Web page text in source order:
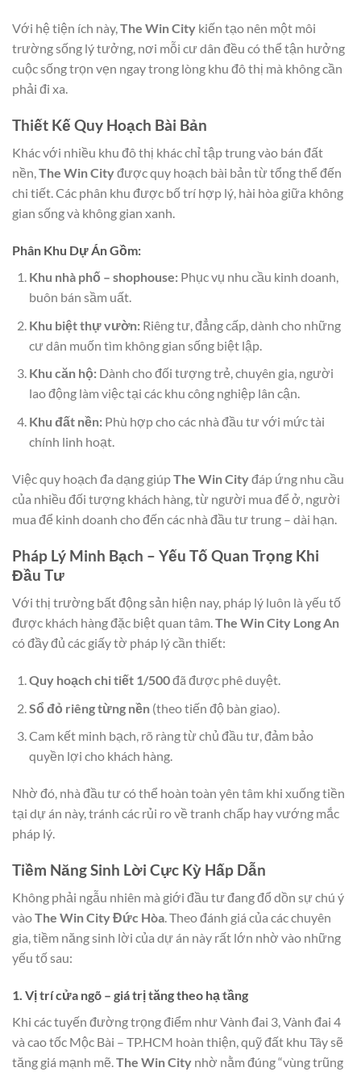
Với hệ tiện ích này,The Win City kiến tạo nên một môi
trường sống lý tưởng, nơi mỗi cư dân đều có thể tận hưởng
cuộc sống trọn vẹn ngay trong lòng khu đô thị mà không cần
phải đi xa.
Thiết Kế Quy Hoạch Bài Bản
Khác với nhiều khu đô thị khác chỉ tập trung vào bán đất
nền,The Win Cityđược quy hoạch bài bản từ tổng thể đến
chi tiết. Các phân khu được bố trí hợp lý, hài hòa giữa không
gian sống và không gian xanh.
Phân Khu Dự Án Gồm:
Khu nhà phố – shophouse:Phục vụ nhu cầu kinh doanh,
buôn bán sầm uất.
Khu biệt thự vườn:Riêng tư, đẳng cấp, dành cho những
cư dân muốn tìm không gian sống biệt lập.
Khu căn hộ:Dành cho đối tượng trẻ, chuyên gia, người
lao động làm việc tại các khu công nghiệp lân cận.
Khu đất nền:Phù hợp cho các nhà đầu tư với mức tài
chính linh hoạt.
Việc quy hoạch đa dạng giúpThe Win Cityđáp ứng nhu cầu
của nhiều đối tượng khách hàng, từ người mua để ở, người
mua để kinh doanh cho đến các nhà đầu tư trung – dài hạn.
Pháp Lý Minh Bạch – Yếu Tố Quan Trọng Khi
Đầu Tư
Với thị trường bất động sản hiện nay, pháp lý luôn là yếu tố
được khách hàng đặc biệt quan tâm.The Win City Long An
có đầy đủ các giấy tờ pháp lý cần thiết:
Quy hoạch chi tiết 1/500đã được phê duyệt.
Sổ đỏ riêng từng nền(theo tiến độ bàn giao).
Cam kết minh bạch, rõ ràng từ chủ đầu tư, đảm bảo
quyền lợi cho khách hàng.
Nhờ đó, nhà đầu tư có thể hoàn toàn yên tâm khi xuống tiền
tại dự án này, tránh các rủi ro về tranh chấp hay vướng mắc
pháp lý.
Tiềm Năng Sinh Lời Cực Kỳ Hấp Dẫn
Không phải ngẫu nhiên mà giới đầu tư đang đổ dồn sự chú ý
vàoThe Win City Đức Hòa. Theo đánh giá của các chuyên
gia, tiềm năng sinh lời của dự án này rất lớn nhờ vào những
yếu tố sau:
1. Vị trí cửa ngõ – giá trị tăng theo hạ tầng
Khi các tuyến đường trọng điểm như Vành đai 3, Vành đai 4
và cao tốc Mộc Bài – TP.HCM hoàn thiện, quỹ đất khu Tây sẽ
tăng giá mạnh mẽ.The Win City nhờ nằm đúng “vùng trũng